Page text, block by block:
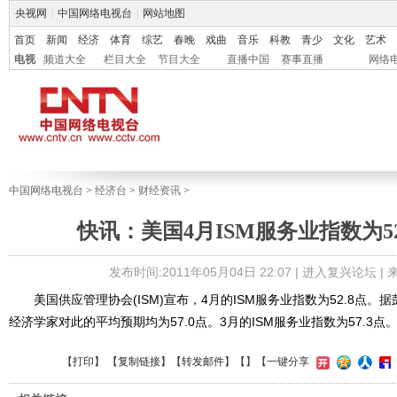
央视网 中国网络电视台 网站地图
首页 新闻 经济 体育 综艺 春晚 戏曲 音乐 科教 青少 文化
艺术
电视
频道大全 栏目大全 节目大全 直播中国 赛事直播 网络
中国网络电视台 > 经济台 > 财经资讯 >
快讯：美国4月ISM服务业指数为
发布时间:2011年05月04日 22:07 | 进入复兴论坛|
美国供应管理协会(ISM)宣布，4月的ISM服务业指数为52.8点。据
经济学家对此的平均预期均为57.0点。3月的ISM服务业指数为57.3点。
【打印 】 【复制链接】【转发邮件】【 】 【一键分享